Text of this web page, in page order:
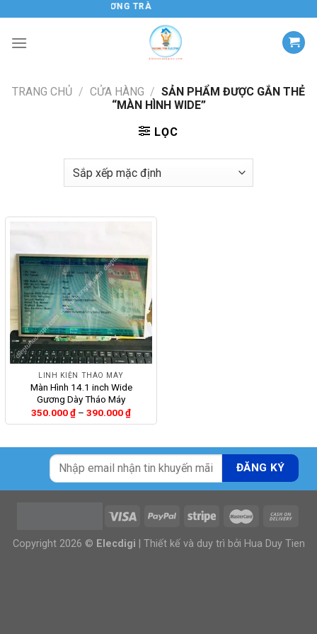
nội
ĐIỆN TỬ HƯƠNG TRÀ
TRANG CHỦ / CỬA HÀNG / SẢN PHẨM ĐƯỢC GẮN THẺ
“MÀN HÌNH WIDE”
LỌC
LINH KIỆN THÁO MÁY
Màn Hình 14.1 inch Wide
Gương Dày Tháo Máy
350.000₫ – 390.000₫Khoảng
đến
390.000 ₫
Copyright 2026 © Elecdigi | Thiết kế và duy trì bởi Hua Duy Tien